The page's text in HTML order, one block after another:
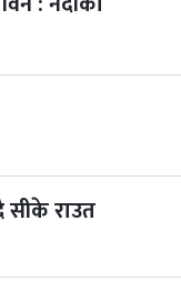
७ महिना बाँकी
राउत